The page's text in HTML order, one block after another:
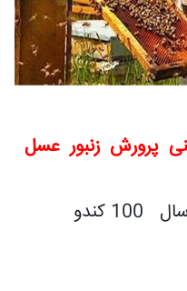
پرورش زنبور عسل